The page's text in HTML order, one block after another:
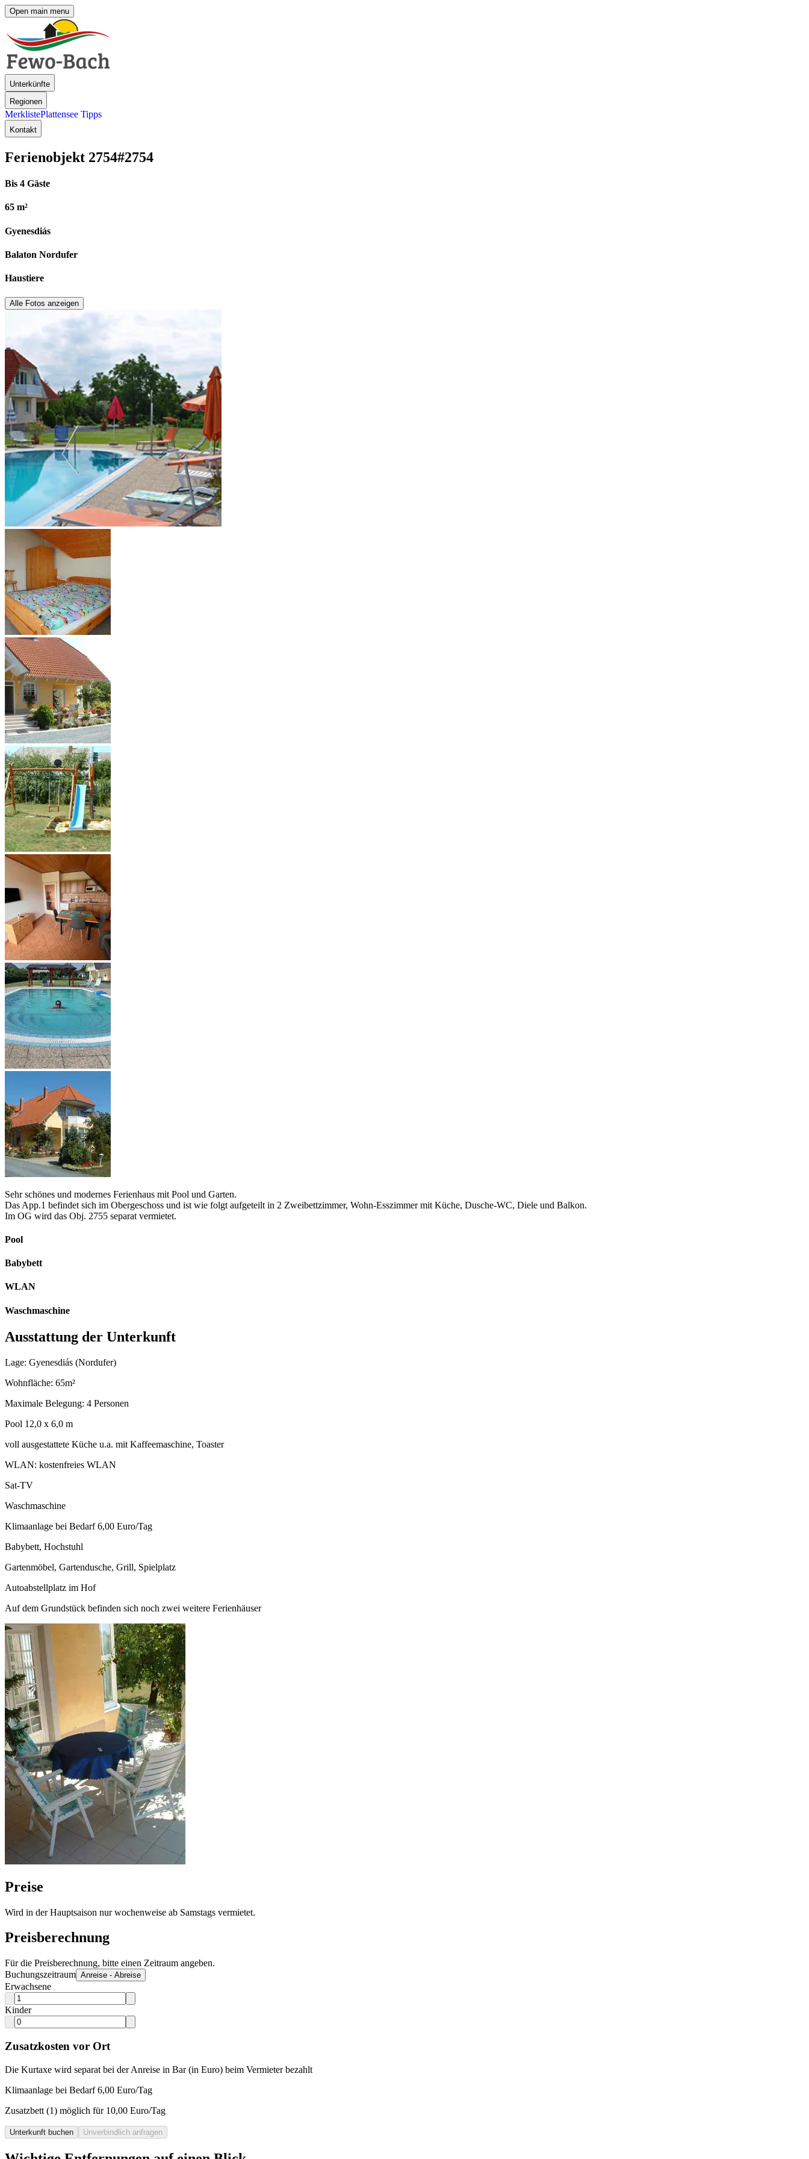
Open main menu
Unterkünfte
Regionen
MerklistePlattensee Tipps
Kontakt
Ferienobjekt 2754#2754
Bis 4 Gäste
65 m²
Gyenesdiás
Balaton Nordufer
Haustiere
Alle Fotos anzeigen
Sehr schönes und modernes Ferienhaus mit Pool und Garten.
Das App.1 befindet sich im Obergeschoss und ist wie folgt aufgeteilt in 2 Zweibettzimmer, Wohn-Esszimmer mit Küche, Dusche-WC, Diele und Balkon.
Im OG wird das Obj. 2755 separat vermietet.
Pool
Babybett
WLAN
Waschmaschine
Ausstattung der Unterkunft
Lage: Gyenesdiás (Nordufer)
Wohnfläche: 65m²
Maximale Belegung: 4 Personen
Pool 12,0 x 6,0 m
voll ausgestattete Küche u.a. mit Kaffeemaschine, Toaster
WLAN: kostenfreies WLAN
Sat-TV
Waschmaschine
Klimaanlage bei Bedarf 6,00 Euro/Tag
Babybett, Hochstuhl
Gartenmöbel, Gartendusche, Grill, Spielplatz
Autoabstellplatz im Hof
Auf dem Grundstück befinden sich noch zwei weitere Ferienhäuser
Preise
Wird in der Hauptsaison nur wochenweise ab Samstags vermietet.
Preisberechnung
Für die Preisberechnung, bitte einen Zeitraum angeben.
Buchungszeitraum Anreise - Abreise
Erwachsene
Kinder
Zusatzkosten vor Ort
Die Kurtaxe wird separat bei der Anreise in Bar (in Euro) beim Vermieter bezahlt
Klimaanlage bei Bedarf 6,00 Euro/Tag
Zusatzbett (1) möglich für 10,00 Euro/Tag
Unterkunft buchen Unverbindlich anfragen